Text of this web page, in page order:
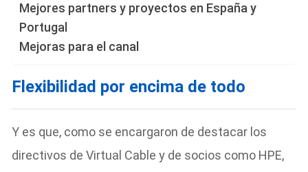
Mejores partners y proyectos en España y
Portugal
Mejoras para el canal
Flexibilidad por encima de todo
Y es que, como se encargaron de destacar los
directivos de Virtual Cable y de socios como HPE,